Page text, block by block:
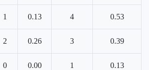
1 0.13 4 0.53
2 0.26 3 0.39
0 0.00 1 0.13